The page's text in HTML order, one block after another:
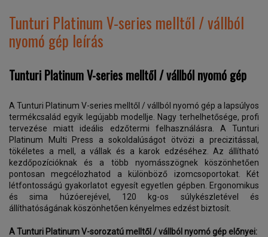
Tunturi Platinum V-series melltől / vállból
nyomó gép leírás
Tunturi Platinum V-series melltől / vállból nyomó gép
A Tunturi Platinum V-series melltől / vállból nyomó gép a lapsúlyos
termékcsalád egyik legújabb modellje. Nagy terhelhetősége, profi
tervezése miatt ideális edzőtermi felhasználásra. A Tunturi
Platinum Multi Press a sokoldalúságot ötvözi a precizitással,
tökéletes a mell, a vállak és a karok edzéséhez. Az állítható
kezdőpozícióknak és a több nyomásszögnek köszönhetően
pontosan megcélozhatod a különböző izomcsoportokat. Két
létfontosságú gyakorlatot egyesít egyetlen gépben. Ergonomikus
és sima húzóerejével, 120 kg-os súlykészletével és
állíthatóságának köszönhetően kényelmes edzést biztosít.
A Tunturi Platinum V-sorozatú melltől / vállból nyomó gép előnyei: